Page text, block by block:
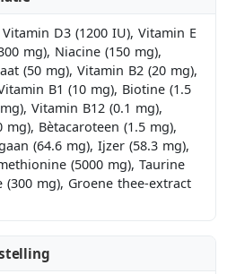
D3 (1200 IU), Vitamin E
mg), Niacine (150 mg),
(50 mg), Vitamin B2 (20 mg),
B1 (10 mg), Biotine (1.5
Vitamin B12 (0.1 mg),
Bètacaroteen (1.5 mg),
(64.6 mg), Ijzer (58.3 mg),
(5000 mg), Taurine
(300 mg), Groene thee-extract